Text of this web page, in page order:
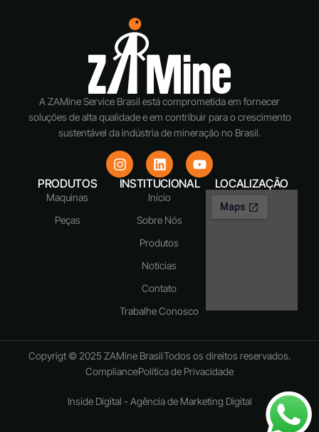
A ZAMine Service Brasil está comprometida em fornecer
soluções de alta qualidade e em contribuir para o crescimento
sustentável da indústria de mineração no Brasil.
PRODUTOS
Maquinas
Peças
INSTITUCIONAL
Início
Sobre Nós
Produtos
Notícias
Contato
Trabalhe Conosco
LOCALIZAÇÃO
Copyrigt © 2025 ZAMine BrasilTodos os direitos reservados.
CompliancePolítica de Privacidade
Inside Digital - Agência de Marketing Digital